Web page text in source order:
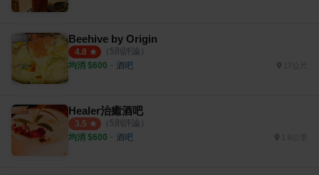
Beehive by Origin
4.8 （ 5則評論）
均消 $600 ・ 酒吧 17公尺
Healer治癒酒吧
3.5 （ 5則評論）
均消 $600 ・ 酒吧 1.6公里